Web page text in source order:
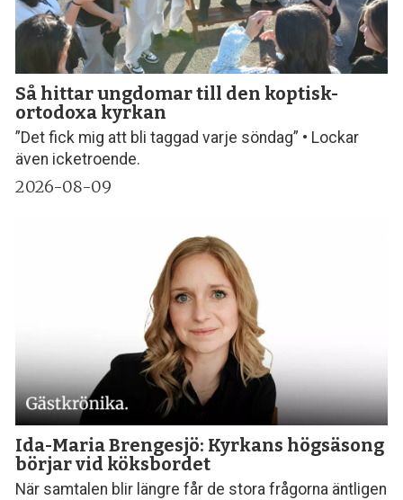
Så hittar ungdomar till den koptisk-
ortodoxa kyrkan
”Det fick mig att bli taggad varje söndag” • Lockar
även icketroende.
2026-08-09
Ida-Maria Brengesjö: Kyrkans högsäsong
börjar vid köksbordet
När samtalen blir längre får de stora frågorna äntligen